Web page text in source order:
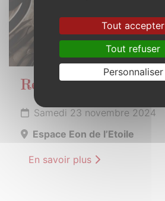
Repas des anciens
Samedi 23 novembre 2024
Espace Eon de l’Etoile
En savoir plus
Tout accepter
Tout refuser
Personnaliser